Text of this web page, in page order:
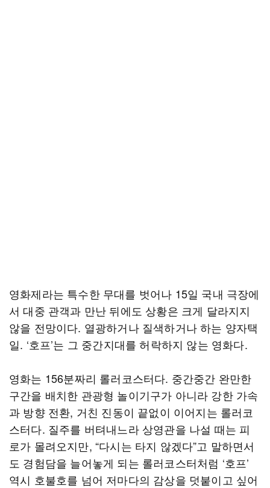
영화제라는 특수한 무대를 벗어나 15일 국내 극장에
서 대중 관객과 만난 뒤에도 상황은 크게 달라지지
않을 전망이다. 열광하거나 질색하거나 하는 양자택
일. ‘호프’는 그 중간지대를 허락하지 않는 영화다.
영화는 156분짜리 롤러코스터다. 중간중간 완만한
구간을 배치한 관광형 놀이기구가 아니라 강한 가속
과 방향 전환, 거친 진동이 끝없이 이어지는 롤러코
스터다. 질주를 버텨내느라 상영관을 나설 때는 피
로가 몰려오지만, “다시는 타지 않겠다”고 말하면서
도 경험담을 늘어놓게 되는 롤러코스터처럼 ‘호프’
역시 호불호를 넘어 저마다의 감상을 덧붙이고 싶어